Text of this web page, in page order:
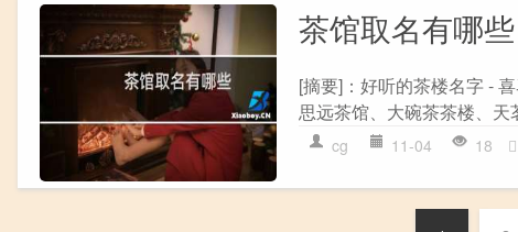
茶馆取名有哪些
[摘要]：好听的茶楼名字 -
思远茶馆、大碗茶茶楼、
cg 11-04 18